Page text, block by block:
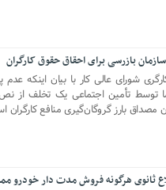
بازرسی برای احقاق حقوق کارگران
شورای عالی کار با بیان اینکه
توسط تأمین اجتماعی یک تخلف
مصداق بارز گروگان‌گیری منافع کارگران
ثانوی هرگونه فروش مدت دار خودرو